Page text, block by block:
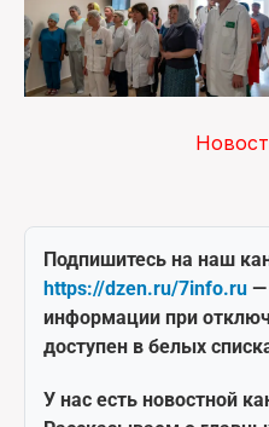
Подпишитесь на наш
https://dzen.ru/7info.ru —
информации при
доступен в белых
У нас есть новостной